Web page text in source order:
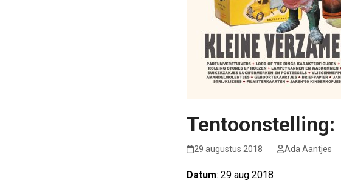
Tentoonstelling:
29 augustus 2018 Ada Aantjes
Datum: 29 aug 2018